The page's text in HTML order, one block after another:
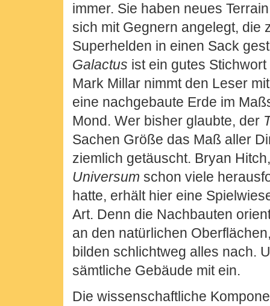
immer. Sie haben neues
sich mit Gegnern angelegt, die
Superhelden in einen Sack
Galactus ist ein gutes
Mark Millar nimmt den Leser
eine nachgebaute Erde im
Mond. Wer bisher glaubte, der
Sachen Größe das Maß aller
ziemlich getäuscht. Bryan
Universum schon viele
hatte, erhält hier eine
Art. Denn die Nachbauten
an den natürlichen
bilden schlichtweg alles nach.
sämtliche Gebäude mit ein.
Die wissenschaftliche